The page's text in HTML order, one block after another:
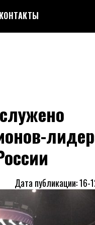
КОНТАКТЫ
Дата публикации: 16-